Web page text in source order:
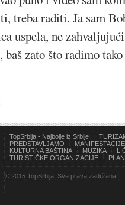
treba raditi. Ja sam
uspela, ne
zato što radimo
TopSrbija - Najbolje iz Srbije
PREDSTAVLJAMO
MANIFESTACIJE
KULTURNA BAŠTINA
MUZIKA
TURISTIČKE ORGANIZACIJE
© 2015 TopSrbija. Sva prava zadržana.